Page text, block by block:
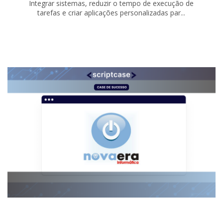
Integrar sistemas, reduzir o tempo de execução de
tarefas e criar aplicações personalizadas par...